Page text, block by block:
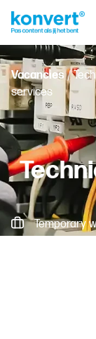
Vacancies/
services
Temporary